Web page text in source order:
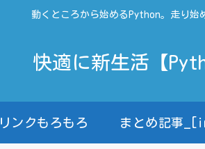
動くところから始めるPython。走り
快適に新生活【
リンクもろもろ まとめ記事